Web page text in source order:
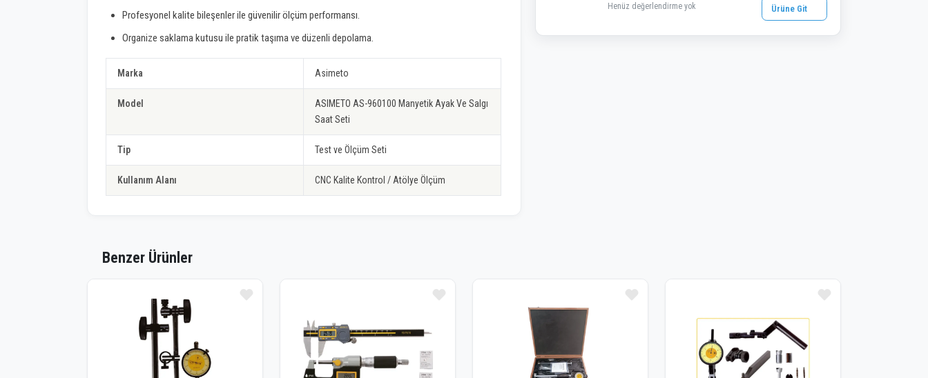
Profesyonel kalite bileşenler ile güvenilir ölçüm performansı.
Organize saklama kutusu ile pratik taşıma ve düzenli depolama.
Marka Asimeto
Model
ASIMETO AS-960100 Manyetik Ayak Ve Salgı
Saat Seti
Tip Test ve Ölçüm Seti
Kullanım Alanı CNC Kalite Kontrol / Atölye Ölçüm
Henüz değerlendirme yok Ürüne Git
Benzer Ürünler